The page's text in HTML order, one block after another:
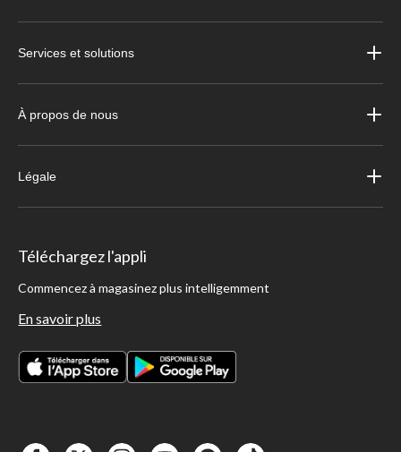
Services et solutions
À propos de nous
Légale
Téléchargez l'appli
Commencez à magasinez plus intelligemment
En savoir plus